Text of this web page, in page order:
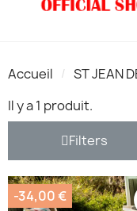
Accueil
ST JEAN
Il y a 1 produit.
Filters
-34,00 €